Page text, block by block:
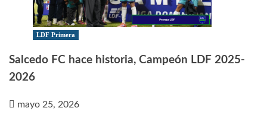
LDF Primera
Salcedo FC hace historia, Campeón LDF 2025-
2026
mayo 25, 2026